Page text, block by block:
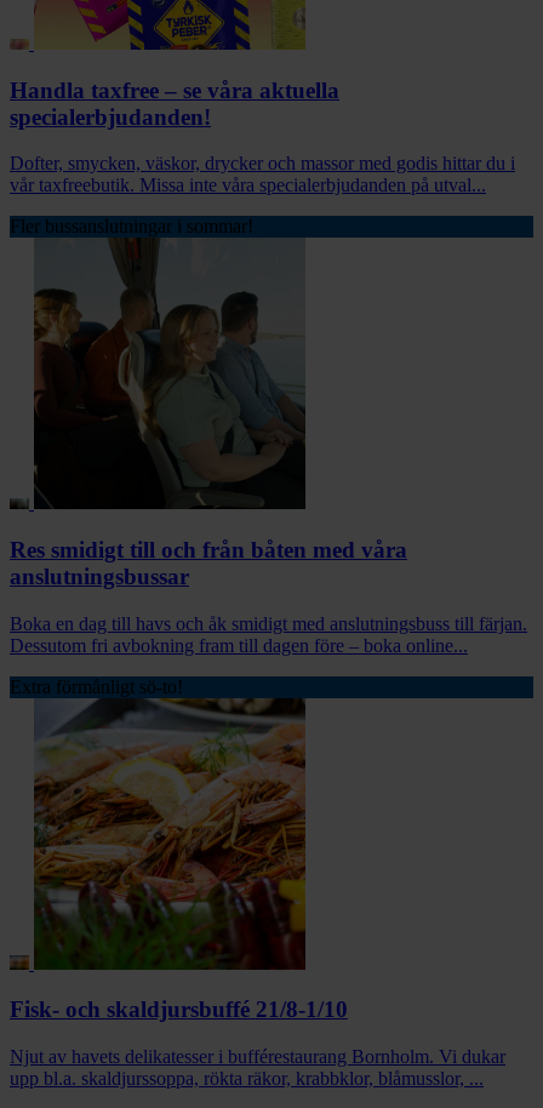
Handla taxfree – se våra aktuella
specialerbjudanden!
Dofter, smycken, väskor, drycker och massor med godis hittar du i
vår taxfreebutik. Missa inte våra specialerbjudanden på utval...
Fler bussanslutningar i sommar!
Res smidigt till och från båten med våra
anslutningsbussar
Boka en dag till havs och åk smidigt med anslutningsbuss till färjan.
Dessutom fri avbokning fram till dagen före – boka online...
Extra förmånligt sö-to!
Fisk- och skaldjursbuffé 21/8-1/10
Njut av havets delikatesser i bufférestaurang Bornholm. Vi dukar
upp bl.a. skaldjurssoppa, rökta räkor, krabbklor, blåmusslor, ...